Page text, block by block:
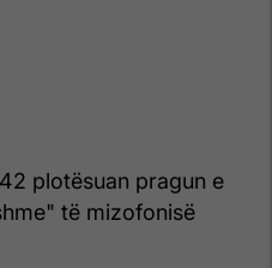
plotësuan pragun e
të mizofonisë